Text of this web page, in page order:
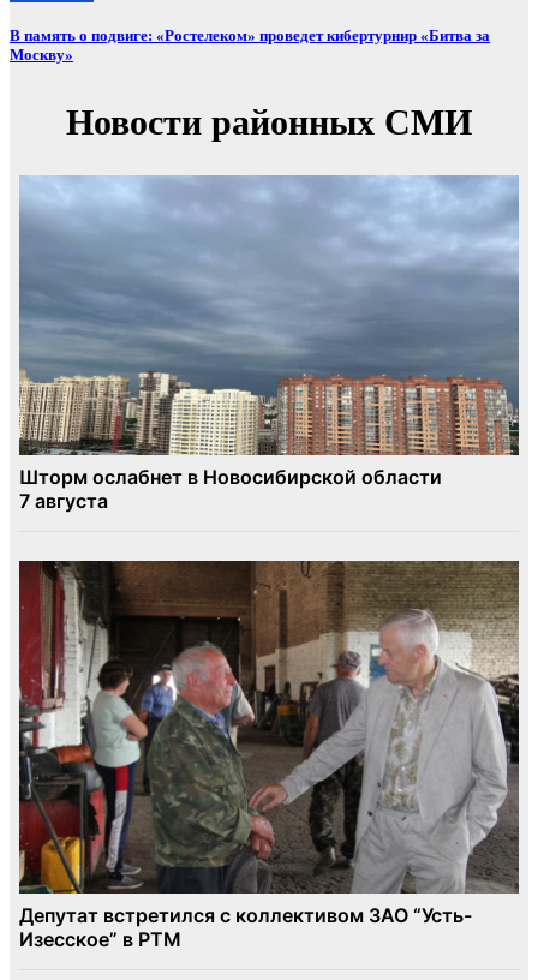
В память о подвиге: «Ростелеком» проведет кибертурнир «Битва за
Москву»